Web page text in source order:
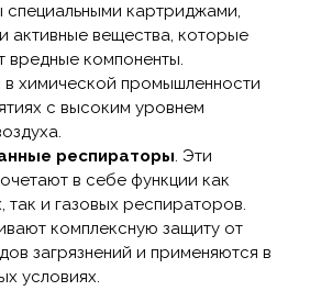
картриджами,
активные вещества, которые
компоненты.
химической промышленности
с высоким уровнем
респираторы. Эти
в себе функции как
так и газовых респираторов.
комплексную защиту от
загрязнений и применяются в
условиях.